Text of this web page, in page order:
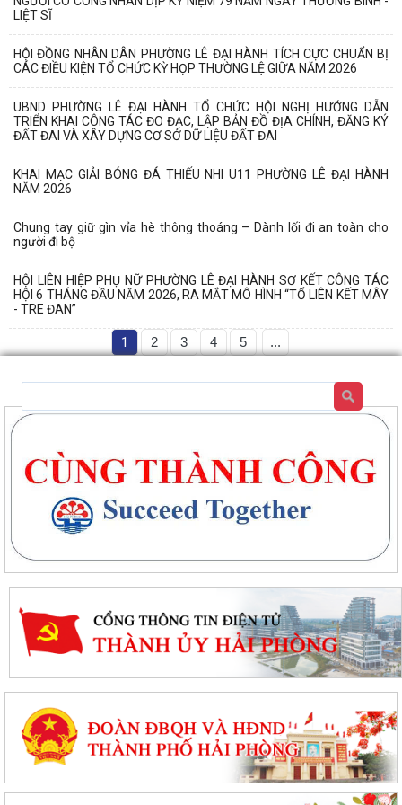
LIỆT SĨ
HỘI ĐỒNG NHÂN DÂN PHƯỜNG LÊ ĐẠI HÀNH TÍCH CỰC CHUẨN BỊ
CÁC ĐIỀU KIỆN TỔ CHỨC KỲ HỌP THƯỜNG LỆ GIỮA NĂM 2026
UBND PHƯỜNG LÊ ĐẠI HÀNH TỔ CHỨC HỘI NGHỊ HƯỚNG DẪN
TRIỂN KHAI CÔNG TÁC ĐO ĐẠC, LẬP BẢN ĐỒ ĐỊA CHÍNH, ĐĂNG KÝ
ĐẤT ĐAI VÀ XÂY DỰNG CƠ SỞ DỮ LIỆU ĐẤT ĐAI
KHAI MẠC GIẢI BÓNG ĐÁ THIẾU NHI U11 PHƯỜNG LÊ ĐẠI HÀNH
NĂM 2026
Chung tay giữ gìn vỉa hè thông thoáng – Dành lối đi an toàn cho
người đi bộ
HỘI LIÊN HIỆP PHỤ NỮ PHƯỜNG LÊ ĐẠI HÀNH SƠ KẾT CÔNG TÁC
HỘI 6 THÁNG ĐẦU NĂM 2026, RA MẮT MÔ HÌNH “TỔ LIÊN KẾT MÂY
- TRE ĐAN”
1 2 3 4 5 ...